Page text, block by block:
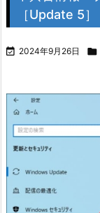
［Update 5］
 2024年9月26日 